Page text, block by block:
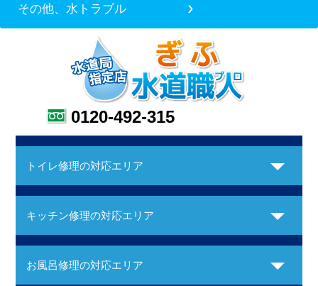
その他、水トラブル
0120-492-315
トイレ修理の対応エリア
キッチン修理の対応エリア
お風呂修理の対応エリア